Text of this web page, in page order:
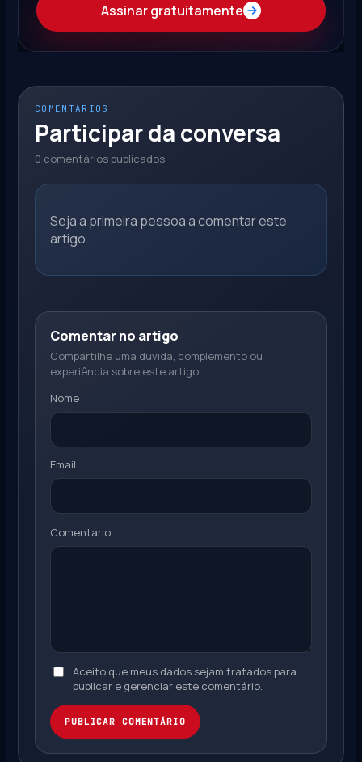
Assinar gratuitamente
COMENTÁRIOS
Participar da conversa
0 comentários publicados
Seja a primeira pessoa a comentar este
artigo.
Comentar no artigo
Compartilhe uma dúvida, complemento ou
experiência sobre este artigo.
Nome
Email
Comentário
Aceito que meus dados sejam tratados para
publicar e gerenciar este comentário.
PUBLICAR COMENTÁRIO